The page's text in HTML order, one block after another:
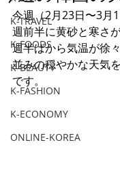
K-TRAVEL
K-FOODS
K-BEAUTY
K-FASHION
K-ECONOMY
ONLINE-KOREA
今週（2月23日〜3月1
週前半に黄砂と寒さ
週半ばから気温が徐
並みの穏やかな天気
です。